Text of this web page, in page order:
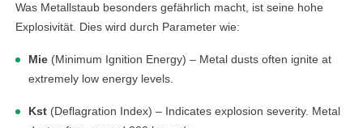
Was Metallstaub besonders gefährlich macht, ist seine hohe
Explosivität. Dies wird durch Parameter wie:
Mie (Minimum Ignition Energy) – Metal dusts often ignite at
extremely low energy levels.
Kst (Deflagration Index) – Indicates explosion severity. Metal